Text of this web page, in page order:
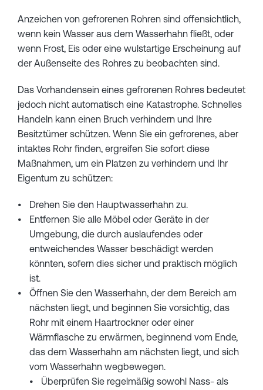
Anzeichen von gefrorenen Rohren sind offensichtlich,
wenn kein Wasser aus dem Wasserhahn fließt, oder
wenn Frost, Eis oder eine wulstartige Erscheinung auf
der Außenseite des Rohres zu beobachten sind.
Das Vorhandensein eines gefrorenen Rohres bedeutet
jedoch nicht automatisch eine Katastrophe. Schnelles
Handeln kann einen Bruch verhindern und Ihre
Besitztümer schützen. Wenn Sie ein gefrorenes, aber
intaktes Rohr finden, ergreifen Sie sofort diese
Maßnahmen, um ein Platzen zu verhindern und Ihr
Eigentum zu schützen:
Drehen Sie den Hauptwasserhahn zu.
Entfernen Sie alle Möbel oder Geräte in der
Umgebung, die durch auslaufendes oder
entweichendes Wasser beschädigt werden
könnten, sofern dies sicher und praktisch möglich
ist.
Öffnen Sie den Wasserhahn, der dem Bereich am
nächsten liegt, und beginnen Sie vorsichtig, das
Rohr mit einem Haartrockner oder einer
Wärmflasche zu erwärmen, beginnend vom Ende,
das dem Wasserhahn am nächsten liegt, und sich
vom Wasserhahn wegbewegen.
Überprüfen Sie regelmäßig sowohl Nass- als